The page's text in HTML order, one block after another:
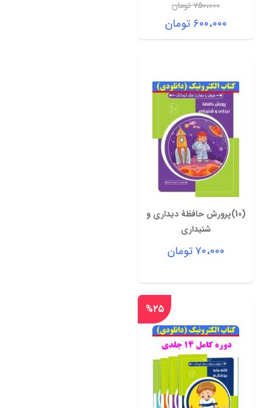
۷۵۰،۰۰۰تومان
قیمت
اصلی:
۶۰۰،۰۰۰ تومان
قیمت
(10)پرورش حافظۀ دیداری و
شنیداری
۷۰،۰۰۰تومان
%۲۵